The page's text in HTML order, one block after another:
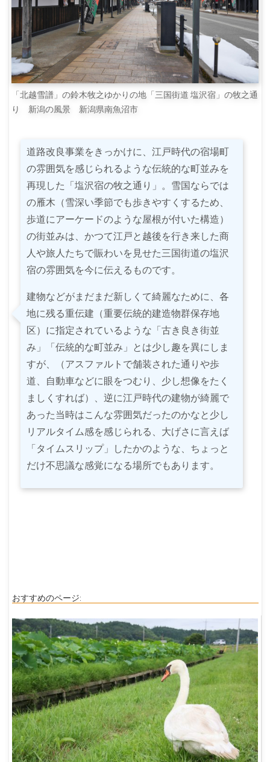
「北越雪譜」の鈴木牧之ゆかりの地「三国街道 塩沢宿」の牧之通
り 新潟の風景 新潟県南魚沼市
道路改良事業をきっかけに、江戸時代の宿場町
の雰囲気を感じられるような伝統的な町並みを
再現した「塩沢宿の牧之通り」。雪国ならでは
の雁木（雪深い季節でも歩きやすくするため、
歩道にアーケードのような屋根が付いた構造）
の街並みは、かつて江戸と越後を行き来した商
人や旅人たちで賑わいを見せた三国街道の塩沢
宿の雰囲気を今に伝えるものです。
建物などがまだまだ新しくて綺麗なために、各
地に残る重伝建（重要伝統的建造物群保存地
区）に指定されているような「古き良き街並
み」「伝統的な町並み」とは少し趣を異にしま
すが、（アスファルトで舗装された通りや歩
道、自動車などに眼をつむり、少し想像をたく
ましくすれば）、逆に江戸時代の建物が綺麗で
あった当時はこんな雰囲気だったのかなと少し
リアルタイム感を感じられる、大げさに言えば
「タイムスリップ」したかのような、ちょっと
だけ不思議な感覚になる場所でもあります。
おすすめのページ: